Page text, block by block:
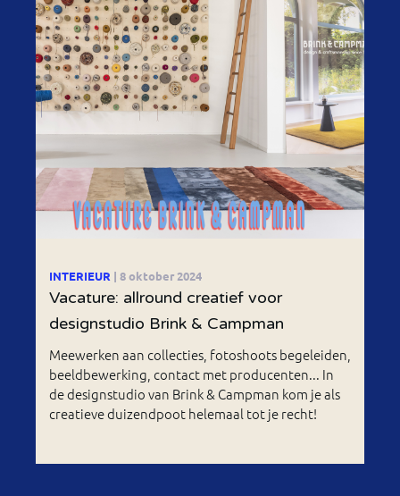
INTERIEUR | 8 oktober 2024
Vacature: allround creatief voor
designstudio Brink & Campman
Meewerken aan collecties, fotoshoots begeleiden,
beeldbewerking, contact met producenten... In
de designstudio van Brink & Campman kom je als
creatieve duizendpoot helemaal tot je recht!